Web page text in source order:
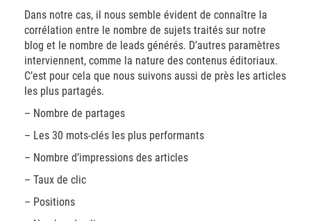
Dans notre cas, il nous semble évident de connaître la
corrélation entre le nombre de sujets traités sur notre
blog et le nombre de leads générés. D’autres paramètres
interviennent, comme la nature des contenus éditoriaux.
C’est pour cela que nous suivons aussi de près les articles
les plus partagés.
– Nombre de partages
– Les 30 mots-clés les plus performants
– Nombre d’impressions des articles
– Taux de clic
– Positions